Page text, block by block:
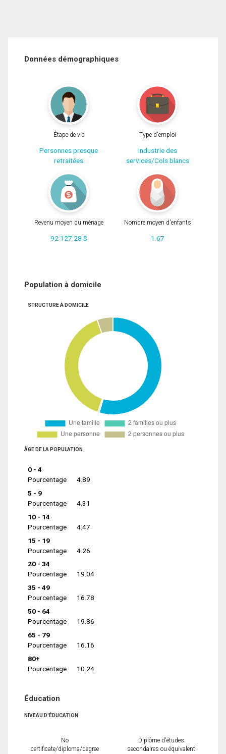
Données démographiques
Étape de vie
Personnes presque
retraitées
Type d'emploi
Industrie des
services/Cols blancs
Revenu moyen du ménage
92 127.28 $
Nombre moyen d'enfants
1.67
Population à domicile
STRUCTURE À DOMICILE
ÂGE DE LA POPULATION
0 - 4
Pourcentage
4.89
5 - 9
Pourcentage
4.31
10 - 14
Pourcentage
4.47
15 - 19
Pourcentage
4.26
20 - 34
Pourcentage
19.04
35 - 49
Pourcentage
16.78
50 - 64
Pourcentage
19.86
65 - 79
Pourcentage
16.16
80+
Pourcentage
10.24
Éducation
NIVEAU D'ÉDUCATION
No
certificate/diploma/degree
Diplôme d'études
secondaires ou équivalent